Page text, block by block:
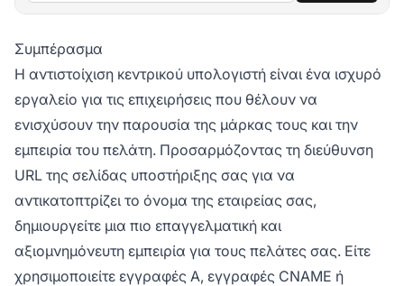
Συμπέρασμα
Η αντιστοίχιση κεντρικού υπολογιστή είναι ένα ισχυρό
εργαλείο για τις επιχειρήσεις που θέλουν να
ενισχύσουν την παρουσία της μάρκας τους και την
εμπειρία του πελάτη. Προσαρμόζοντας τη διεύθυνση
URL της σελίδας υποστήριξης σας για να
αντικατοπτρίζει το όνομα της εταιρείας σας,
δημιουργείτε μια πιο επαγγελματική και
αξιομνημόνευτη εμπειρία για τους πελάτες σας. Είτε
χρησιμοποιείτε εγγραφές A, εγγραφές CNAME ή